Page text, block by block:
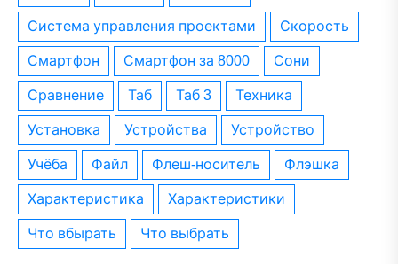
система управления проектами скорость
смартфон смартфон за 8000 сони
сравнение таб таб 3 техника
установка устройства устройство
учёба файл флеш-носитель флэшка
характеристика характеристики
что вбырать что выбрать